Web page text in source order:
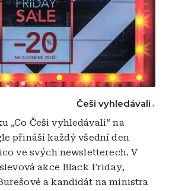
Češi vyhledávali
„Co Češi vyhledávali“ na
přináší každý všední den
ve svých newsletterech. V
akce Black Friday,
a kandidát na ministra